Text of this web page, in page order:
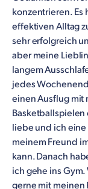
konzentrieren. Es
effektiven Alltag
sehr erfolgreich
aber meine
langem
jedes
einen Ausflug mit
Basketballspielen
liebe und ich
meinem Freund
kann. Danach
ich gehe ins
gerne mit meinen